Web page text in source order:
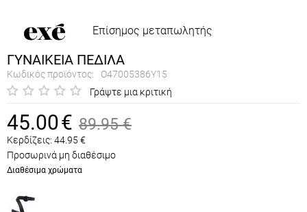
Επίσημος μεταπωλητής
ΓΥΝΑΙΚΕΙΑ ΠΕΔΙΛΑ
Κωδικός προϊόντος:
O47005386Y15
Γράψτε μια κριτική
45.00€ 89.95 €
Κερδίζεις: 44.95 €
Προσωρινά μη διαθέσιμο
Διαθέσιμα χρώματα